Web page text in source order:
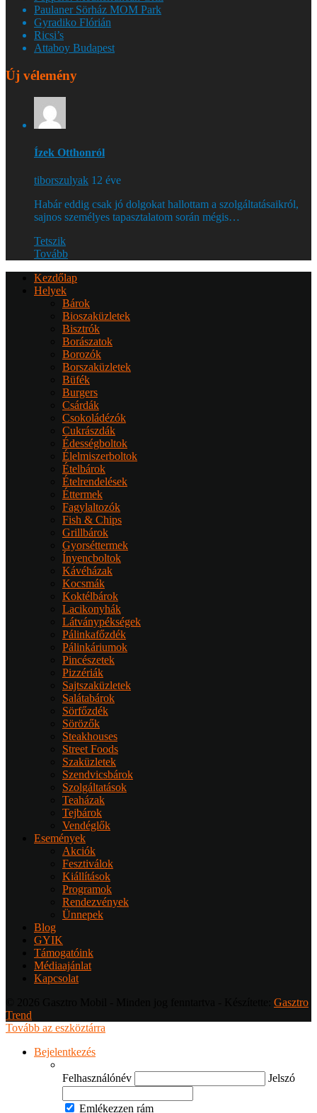
Paulaner Sörház MOM Park
Gyradiko Flórián
Ricsi’s
Attaboy Budapest
Új vélemény
Ízek Otthonról
tiborszulyak 12 éve
Habár eddig csak jó dolgokat hallottam a szolgáltatásaikról,
sajnos személyes tapasztalatom során mégis…
Tetszik
Tovább
Kezdőlap
Helyek
Bárok
Bioszaküzletek
Bisztrók
Borászatok
Borozók
Borszaküzletek
Büfék
Burgers
Csárdák
Csokoládézók
Cukrászdák
Édességboltok
Élelmiszerboltok
Ételbárok
Ételrendelések
Éttermek
Fagylaltozók
Fish & Chips
Grillbárok
Gyorséttermek
Ínyencboltok
Kávéházak
Kocsmák
Koktélbárok
Lacikonyhák
Látványpékségek
Pálinkafőzdék
Pálinkáriumok
Pincészetek
Pizzériák
Sajtszaküzletek
Salátabárok
Sörfőzdék
Sörözők
Steakhouses
Street Foods
Szaküzletek
Szendvicsbárok
Szolgáltatások
Teaházak
Tejbárok
Vendéglők
Események
Akciók
Fesztiválok
Kiállítások
Programok
Rendezvények
Ünnepek
Blog
GYIK
Támogatóink
Médiaajánlat
Kapcsolat
Gasztro
Trend
Tovább az eszköztárra
Bejelentkezés
Felhasználónév Jelszó
Emlékezzen rám